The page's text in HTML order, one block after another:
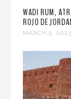
WADI RUM,
ROJO DE
MARCH 9, 2023